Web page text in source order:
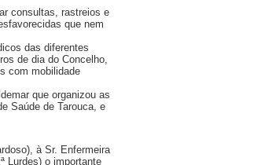
consultas, rastreios e
que nem
das diferentes
de dia do Concelho,
com mobilidade
que organizou as
Saúde de Tarouca, e
à Sr. Enfermeira
Lurdes) o importante